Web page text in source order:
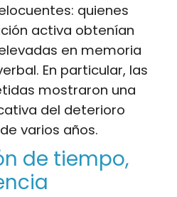
quienes
activa obtenían
en memoria
En particular, las
mostraron una
del deterioro
varios años.
de tiempo,